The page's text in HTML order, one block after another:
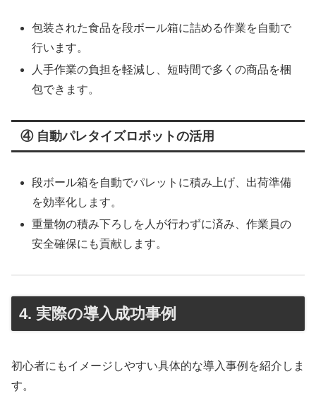
包装された食品を段ボール箱に詰める作業を自動で
行います。
人手作業の負担を軽減し、短時間で多くの商品を梱
包できます。
④ 自動パレタイズロボットの活用
段ボール箱を自動でパレットに積み上げ、出荷準備
を効率化します。
重量物の積み下ろしを人が行わずに済み、作業員の
安全確保にも貢献します。
4. 実際の導入成功事例
初心者にもイメージしやすい具体的な導入事例を紹介しま
す。